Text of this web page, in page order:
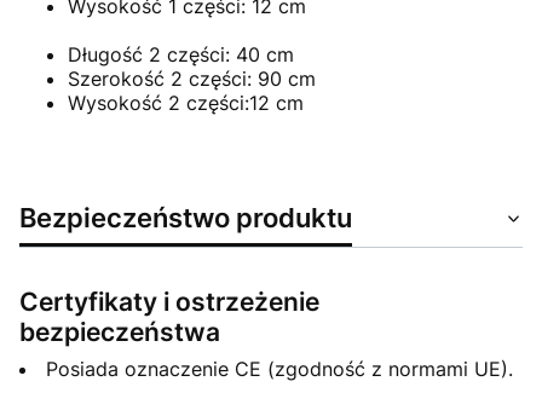
Wysokość 1 części: 12 cm
Długość 2 części: 40 cm
Szerokość 2 części: 90 cm
Wysokość 2 części:12 cm
Bezpieczeństwo produktu
Certyfikaty i ostrzeżenie
bezpieczeństwa
Posiada oznaczenie CE (zgodność z normami UE).